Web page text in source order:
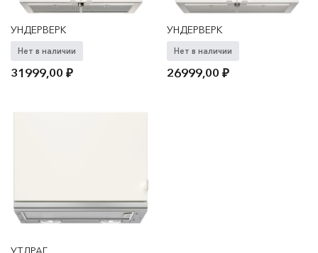
УНДЕРВЕРК
Нет в наличии
31999,00₽
УНДЕРВЕРК
Нет в наличии
26999,00₽